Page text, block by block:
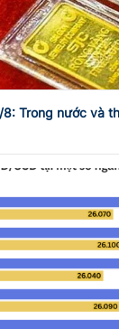
Trong nước và